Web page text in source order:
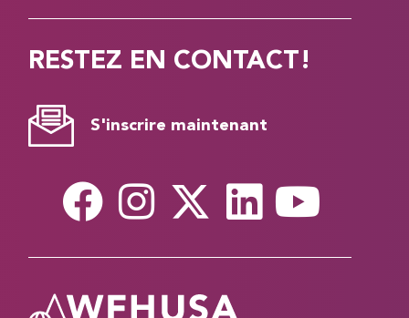
RESTEZ EN CONTACT!
S'inscrire maintenant